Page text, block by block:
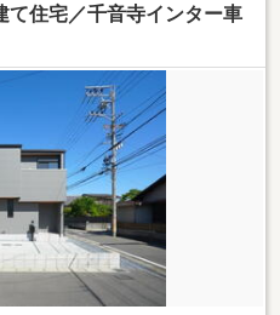
て住宅／千音寺インター車